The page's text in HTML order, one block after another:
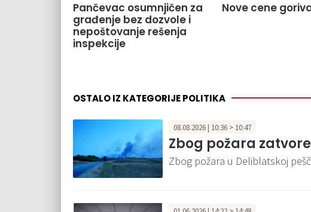
Pančevac osumnjičen za
građenje bez dozvole i
nepoštovanje rešenja
inspekcije
Nove cene
OSTALO IZ KATEGORIJE POLITIKA
08.08.2026 | 10:36 > 10:47
Zbog požara
Zbog požara u Deliblatskoj